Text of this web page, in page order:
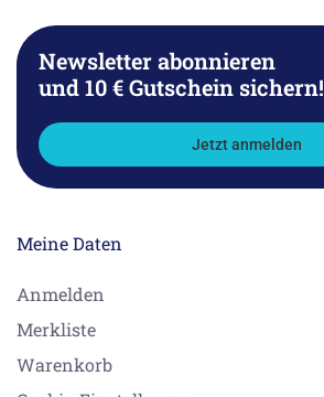
Newsletter abonnieren
und 10 € Gutschein sichern!
Jetzt anmelden
Meine Daten
Anmelden
Merkliste
Warenkorb